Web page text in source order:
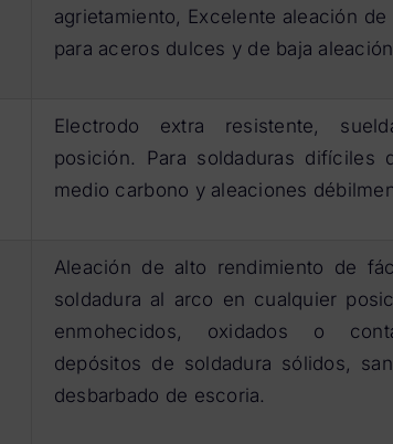
agrietamiento, Excelente aleación
para aceros dulces y de baja
Electrodo extra resistente,
posición. Para soldaduras difíciles
medio carbono y aleaciones
Aleación de alto rendimiento de
soldadura al arco en cualquier
enmohecidos, oxidados o
depósitos de soldadura sólidos,
desbarbado de escoria.